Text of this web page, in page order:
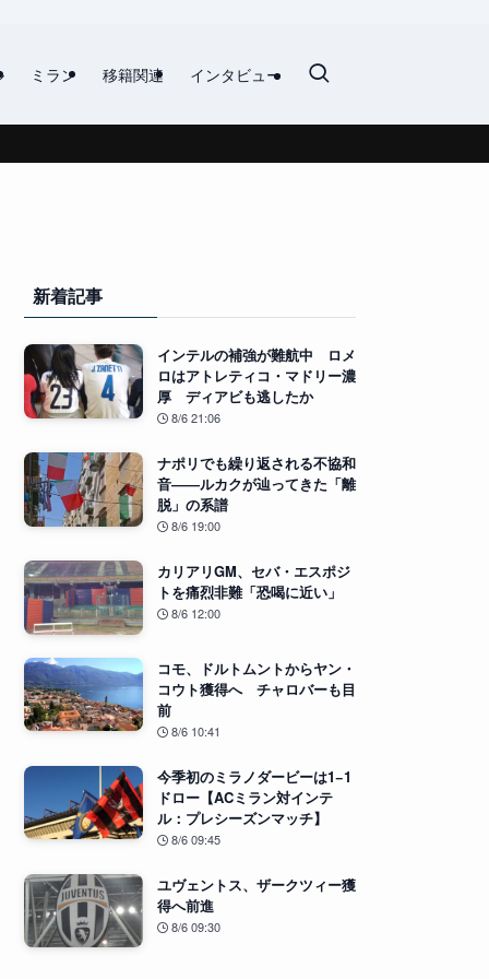
ミラン 移籍関連 インタビュー
新着記事
インテルの補強が難航中 ロメ
ロはアトレティコ・マドリー濃
厚 ディアビも逃したか
8/6 21:06
ナポリでも繰り返される不協和
音――ルカクが辿ってきた「離
脱」の系譜
8/6 19:00
カリアリGM、セバ・エスポジ
トを痛烈非難「恐喝に近い」
8/6 12:00
コモ、ドルトムントからヤン・
コウト獲得へ チャロバーも目
前
8/6 10:41
今季初のミラノダービーは1−1
ドロー【ACミラン対インテ
ル：プレシーズンマッチ】
8/6 09:45
ユヴェントス、ザークツィー獲
得へ前進
8/6 09:30